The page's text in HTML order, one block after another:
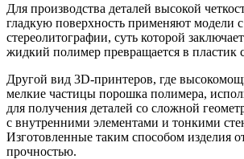
Для производства деталей высокой
гладкую поверхность применяют модели
стереолитографии, суть которой
жидкий полимер превращается в пластик
Другой вид 3D-принтеров, где
мелкие частицы порошка полимера,
для получения деталей со сложной
с внутренними элементами и тонкими
Изготовленные таким способом изделия
прочностью.